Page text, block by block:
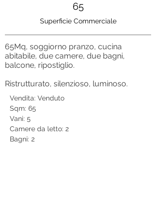
65
Superficie Commerciale
65Mq, soggiorno pranzo, cucina
abitabile, due camere, due bagni,
balcone, ripostiglio.
Ristrutturato, silenzioso, luminoso.
Vendita: Venduto
Sqm: 65
Vani: 5
Camere da letto: 2
Bagni: 2